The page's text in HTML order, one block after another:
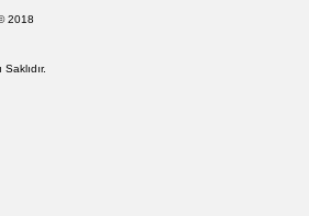
2018